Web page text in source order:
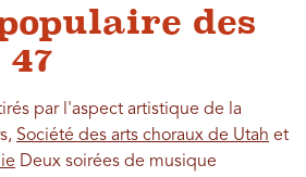
des
par l'aspect artistique de la
Société des arts choraux de Utah et
Deux soirées de musique